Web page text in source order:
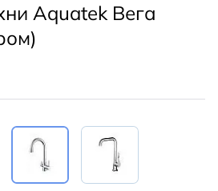
Aquatek Вега